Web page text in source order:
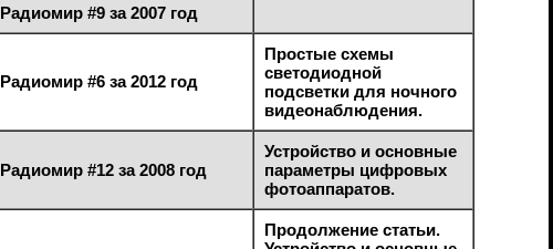
Радиомир #9 за 2007 год
Радиомир #6 за 2012 год
Простые схемы
светодиодной
подсветки для ночного
видеонаблюдения.
Радиомир #12 за 2008 год
Устройство и основные
параметры цифровых
фотоаппаратов.
Продолжение статьи.